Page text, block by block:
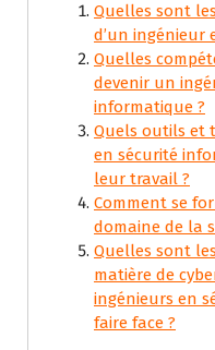
Quelles sont
d’un ingénieur
Quelles
devenir un
informatique ?
Quels outils et
en sécurité
leur travail ?
Comment se
domaine de la
Quelles sont
matière de
ingénieurs en
faire face ?